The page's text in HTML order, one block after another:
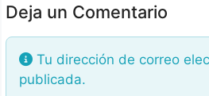
Deja un Comentario
Tu dirección de correo
publicada.